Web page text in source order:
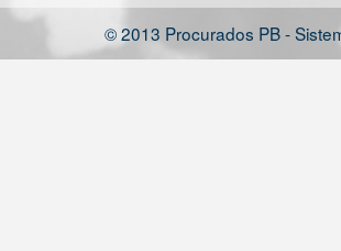
© 2013 Procurados PB -